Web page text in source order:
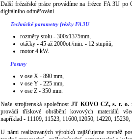
Další frézařské práce provádíme na frézce FA 3U po
digitálního odměřování.
Technické parametry frézky FA 3U
rozměry stolu - 300x1375mm,
otáčky - 45 až 2000ot./min. - 12 stupňů,
motor 4 kW.
Posuvy
v ose X - 890 mm,
v ose Y - 225 mm,
v ose Z - 350 mm.
Naše strojírenská společnost JT KOVO CZ, s. r. o.
provádí třískové obrábění kovových materiálů
například - 11109, 11523, 11600,12050, 14220,
U námi realizovaných výrobků zajišťujeme rovněž